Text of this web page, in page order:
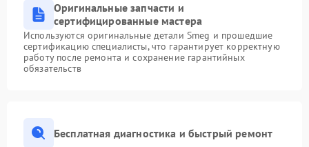
Оригинальные запчасти и
сертифицированные мастера
Используются оригинальные детали Smeg и прошедшие
сертификацию специалисты, что гарантирует корректную
работу после ремонта и сохранение гарантийных
обязательств
Бесплатная диагностика и быстрый ремонт